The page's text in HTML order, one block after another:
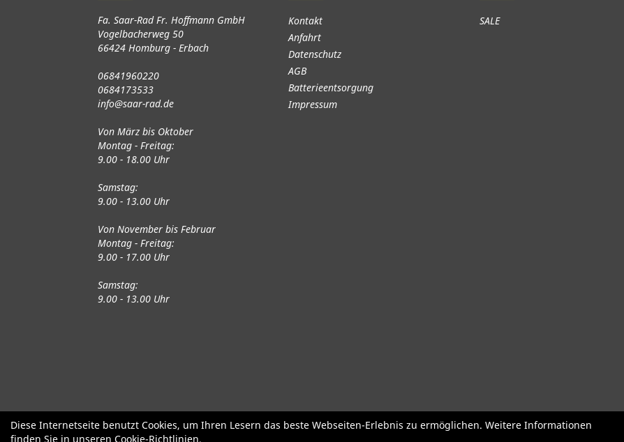
Fa. Saar-Rad Fr. Hoffmann GmbH
Vogelbacherweg 50
66424 Homburg - Erbach
06841960220
0684173533
info@saar-rad.de
Von März bis Oktober
Montag - Freitag:
9.00 - 18.00 Uhr
Samstag:
9.00 - 13.00 Uhr
Von November bis Februar
Montag - Freitag:
9.00 - 17.00 Uhr
Samstag:
9.00 - 13.00 Uhr
Kontakt
Anfahrt
Datenschutz
AGB
Batterieentsorgung
Impressum
SALE
Fahrräder Gute gebrauchte Fahrräder Roller + Laufräder Fahrradzubehör Fahrradteile
Diese Internetseite benutzt Cookies, um Ihren Lesern das beste Webseiten-Erlebnis zu ermöglichen. Weitere Informationen
finden Sie in unseren Cookie-Richtlinien.